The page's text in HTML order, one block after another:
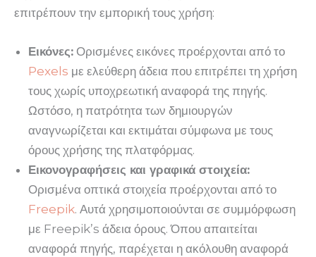
επιτρέπουν την εμπορική τους χρήση:
Εικόνες: Ορισμένες εικόνες προέρχονται από το
Pexels με ελεύθερη άδεια που επιτρέπει τη χρήση
τους χωρίς υποχρεωτική αναφορά της πηγής.
Ωστόσο, η πατρότητα των δημιουργών
αναγνωρίζεται και εκτιμάται σύμφωνα με τους
όρους χρήσης της πλατφόρμας.
Εικονογραφήσεις και γραφικά στοιχεία:
Ορισμένα οπτικά στοιχεία προέρχονται από το
Freepik. Αυτά χρησιμοποιούνται σε συμμόρφωση
με Freepik’s άδεια όρους. Όπου απαιτείται
αναφορά πηγής, παρέχεται η ακόλουθη αναφορά